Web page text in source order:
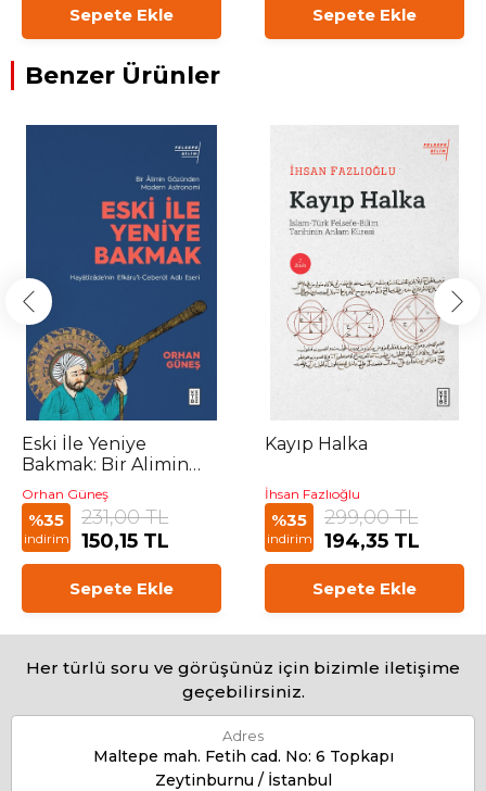
Sepete Ekle Sepete Ekle
Benzer Ürünler
Eski İle Yeniye
Bakmak: Bir Alimin
Gözünden Modern
Astronomi
Orhan Güneş
%35
indirim
231,00 TL
150,15 TL
Sepete Ekle
Kayıp Halka
İhsan Fazlıoğlu
%35
indirim
299,00 TL
194,35 TL
Sepete Ekle
Her türlü soru ve görüşünüz için bizimle iletişime
geçebilirsiniz.
Adres
Maltepe mah. Fetih cad. No: 6 Topkapı
Zeytinburnu / İstanbul